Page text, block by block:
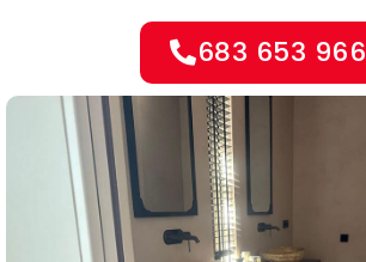
683 653 966